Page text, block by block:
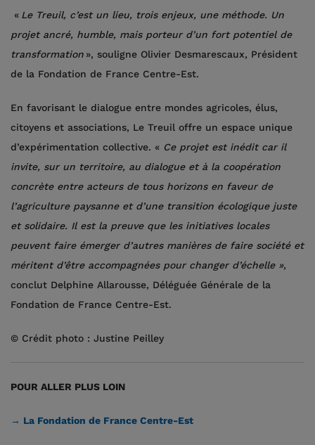
« Le Treuil, c’est un lieu, trois enjeux, une méthode. Un
projet ancré, humble, mais porteur d’un fort potentiel de
transformation », souligne Olivier Desmarescaux, Président
de la Fondation de France Centre-Est.
En favorisant le dialogue entre mondes agricoles, élus,
citoyens et associations, Le Treuil offre un espace unique
d’expérimentation collective. « Ce projet est inédit car il
invite, sur un territoire, au dialogue et à la coopération
concrète entre acteurs de tous horizons en faveur de
l’agriculture paysanne et d’une transition écologique juste
et solidaire. Il est la preuve que les initiatives locales
peuvent faire émerger d’autres manières de faire société et
méritent d’être accompagnées pour changer d’échelle »,
conclut Delphine Allarousse, Déléguée Générale de la
Fondation de France Centre-Est.
© Crédit photo : Justine Peilley
POUR ALLER PLUS LOIN
→ La Fondation de France Centre-Est